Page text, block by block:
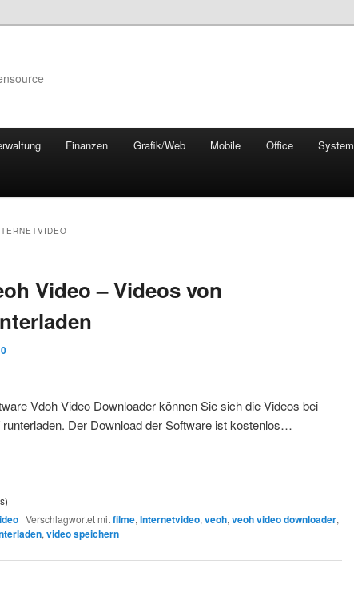
Finanzen Grafik/Web Mobile Office System
Video – Videos von
Vdoh Video Downloader können Sie sich die Videos bei
Der Download der Software ist kostenlos…
| Verschlagwortet mitfilme, Internetvideo, veoh, veoh video downloader,
, video speichern